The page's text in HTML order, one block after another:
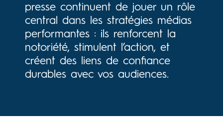
presse continuent de jouer un rôle
central dans les stratégies médias
performantes : ils renforcent la
notoriété, stimulent l’action, et
créent des liens de confiance
durables avec vos audiences.